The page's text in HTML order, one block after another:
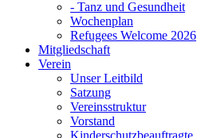
- Tanz und Gesundheit
Wochenplan
Refugees Welcome 2026
Mitgliedschaft
Verein
Unser Leitbild
Satzung
Vereinsstruktur
Vorstand
Kinderschutzbeauftragte